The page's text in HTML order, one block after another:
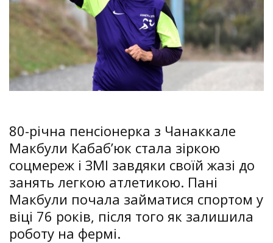
80-річна пенсіонерка з Чанаккале
Макбули Кабаб’юк стала зіркою
соцмереж і ЗМІ завдяки своїй жазі до
занять легкою атлетикою. Пані
Макбули почала займатися спортом у
віці 76 років, після того як залишила
роботу на фермі.